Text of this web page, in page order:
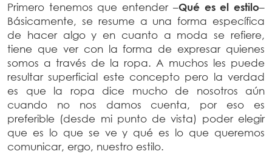
Primero tenemos que entender –Qué es el estilo–
Básicamente, se resume a una forma específica
de hacer algo y en cuanto a moda se refiere,
tiene que ver con la forma de expresar quienes
somos a través de la ropa. A muchos les puede
resultar superficial este concepto pero la verdad
es que la ropa dice mucho de nosotros aún
cuando no nos damos cuenta, por eso es
preferible (desde mi punto de vista) poder elegir
que es lo que se ve y qué es lo que queremos
comunicar, ergo, nuestro estilo.